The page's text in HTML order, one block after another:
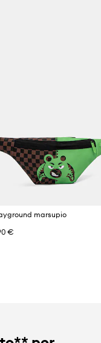
marsupio
€